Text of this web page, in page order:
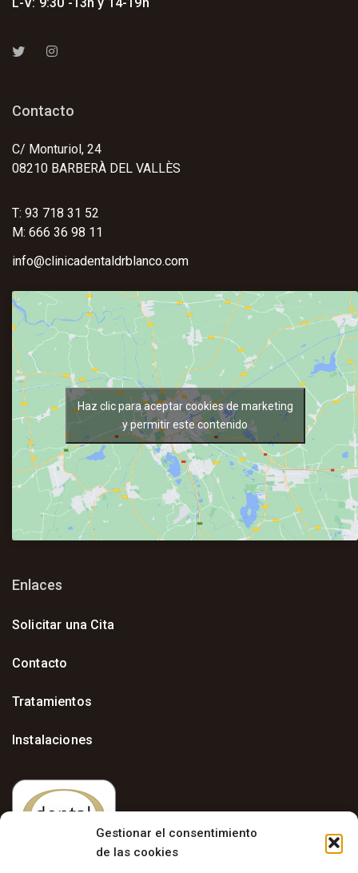
Gestionar el consentimiento
de las cookies
Contacto
C/ Monturiol, 24
08210 BARBERÀ DEL VALLÈS
T: 93 718 31 52
M: 666 36 98 11
info@clinicadentaldrblanco.com
Haz clic para aceptar cookies de marketing
y permitir este contenido
Enlaces
Solicitar una Cita
Contacto
Tratamientos
Instalaciones